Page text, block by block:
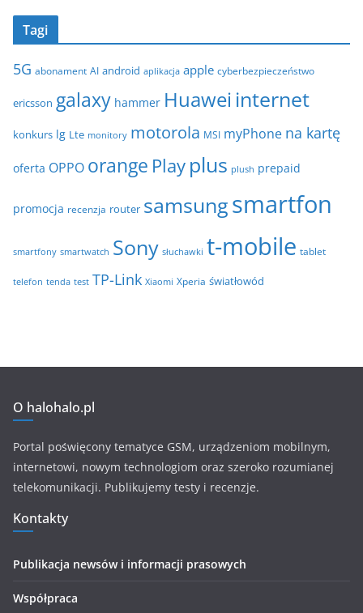
e
c
w
Tagi
5G abonament AI android aplikacja apple cyberbezpieczeństwo
ericsson galaxy hammer Huawei internet
konkurs lg Lte monitory motorola MSI myPhone na kartę
oferta OPPO orange Play plus plush prepaid
promocja recenzja router samsungsmartfon
smartfony smartwatch Sony słuchawki t-mobile tablet
telefon tenda test TP-Link Xiaomi Xperia światłowód
O halohalo.pl
Portal poświęcony tematyce GSM, urządzeniom mobilnym,
internetowi, nowym technologiom oraz szeroko rozumianej
telekomunikacji. Publikujemy testy i recenzje.
Kontakty
Publikacja newsów i informacji prasowych
Współpraca